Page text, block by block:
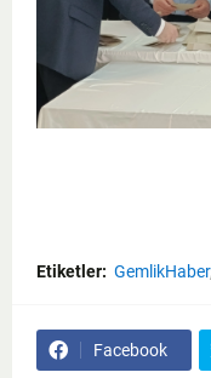
Etiketler: GemlikHaber
Facebook